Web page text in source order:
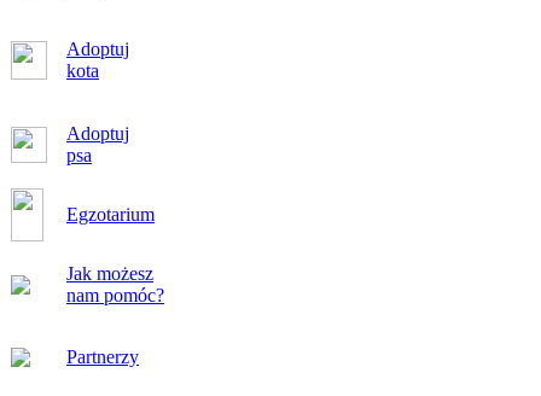
Adoptuj
kota
Adoptuj
psa
Egzotarium
Jak możesz
nam pomóc?
Partnerzy